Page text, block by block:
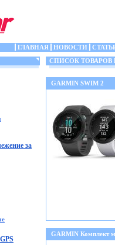
ГЛАВНАЯ НОВОСТИ
за
СПИСОК ТОВАРОВ
GARMIN SWIM 2
GARMIN Комплект